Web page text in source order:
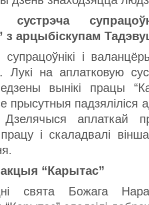
сустрэча
з арцыбіскупам
і
Лукі на аплатковую
вынікі працы
прысутныя падзяліліся
Дзелячыся аплаткай
і скаладвалі
“Карытас”
свята Божага